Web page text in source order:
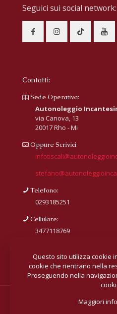
Seguici sui social network:
Contatti:
Sede Operativa:
Autonoleggio
via Canova, 13
20017 Rho - Mi
Oppure Scrivici
Telefono:
0293185251
Cellulare:
3477118769
© 2018 All rights reserved
Questo sito utilizza cookie
cookie che rientrano nella
Proseguendo nella
Maggiori